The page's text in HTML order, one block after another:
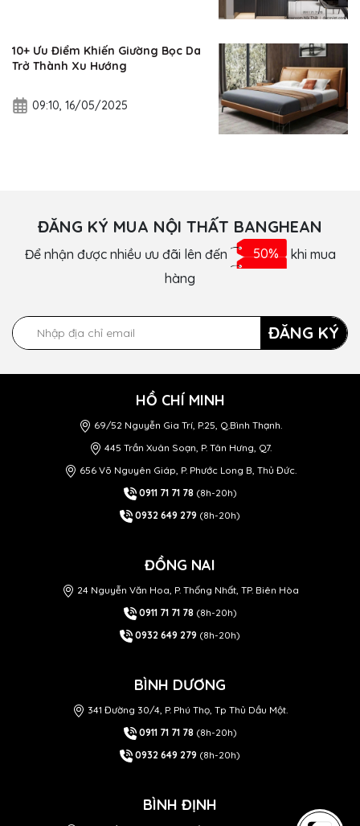
10+ Ưu Điểm Khiến Giường Bọc Da
Trở Thành Xu Hướng
09:10, 16/05/2025
ĐĂNG KÝ MUA NỘI THẤT BANGHEAN
Để nhận được nhiều ưu đãi lên đến 50% khi mua
hàng
ĐĂNG KÝ
HỒ CHÍ MINH
69/52 Nguyễn Gia Trí, P.25, Q.Bình Thạnh.
445 Trần Xuân Soạn, P. Tân Hưng, Q7.
656 Võ Nguyên Giáp, P. Phước Long B, Thủ Đức.
0911 71 71 78 (8h-20h)
0932 649 279 (8h-20h)
ĐỒNG NAI
24 Nguyễn Văn Hoa, P. Thống Nhất, TP. Biên Hòa
0911 71 71 78 (8h-20h)
0932 649 279 (8h-20h)
BÌNH DƯƠNG
341 Đường 30/4, P. Phú Thọ, Tp Thủ Dầu Một.
0911 71 71 78 (8h-20h)
0932 649 279 (8h-20h)
BÌNH ĐỊNH